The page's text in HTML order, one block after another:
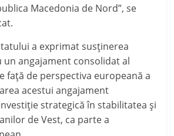
Macedonia de Nord”, se
a exprimat susţinerea
un angajament consolidat al
faţă de perspectiva europeană a
acestui angajament
strategică în stabilitatea şi
de Vest, ca parte a